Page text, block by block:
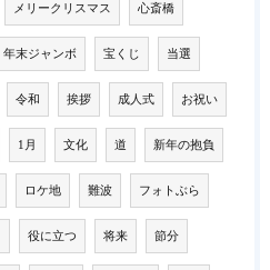
メリークリスマス 心斎橋
年末ジャンボ 宝くじ 当選
令和 挨拶 成人式 お祝い
1月 文化 道 新年の抱負
ロケ地 難波 フォトぶら
役に立つ 将来 節分